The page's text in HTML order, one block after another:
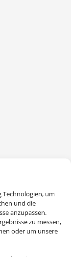
Technologien, um
und die
anzupassen.
zu messen,
oder um unsere